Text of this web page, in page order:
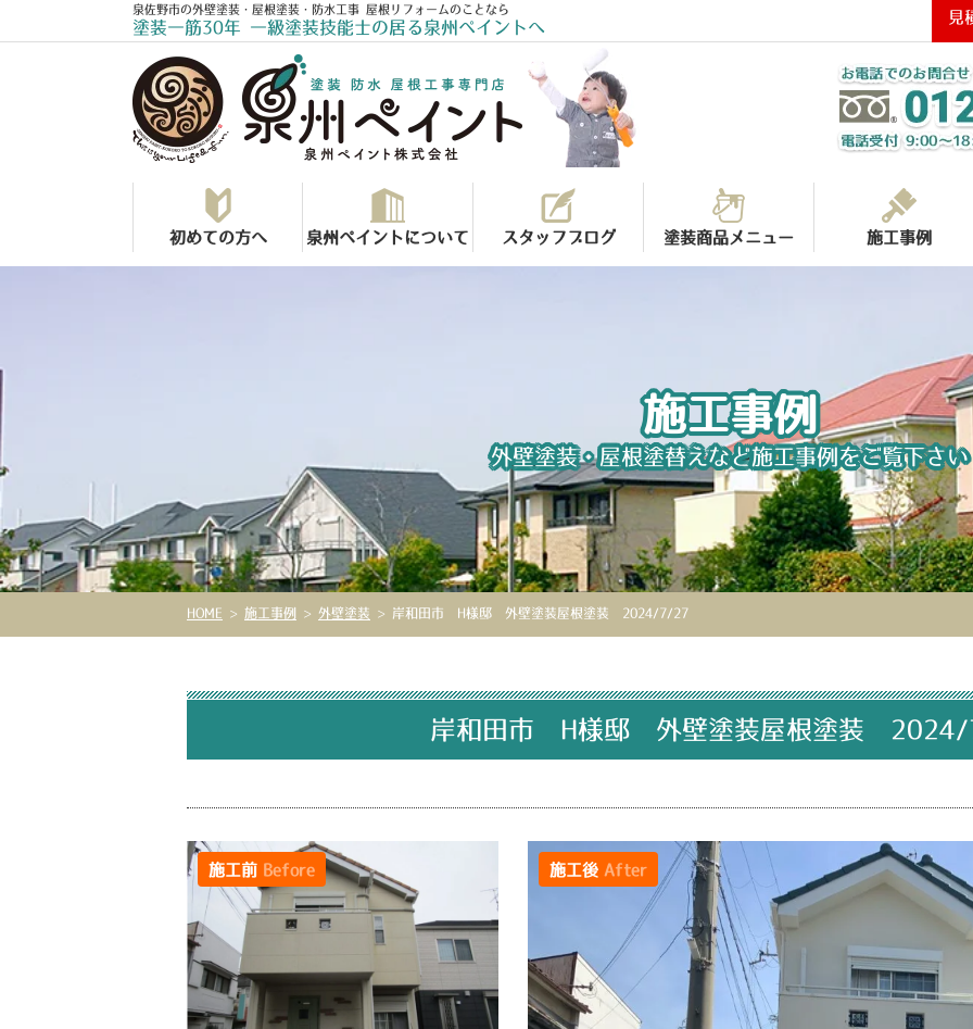
泉佐野市の外壁塗装・屋根塗装・防水工事 屋根リフォームのことなら
塗装一筋30年 一級塗装技能士の居る泉州ペイントへ
見
初めての方へ 泉州ペイントについて スタッフブログ 塗装商品メニュー 施工事例
施工事例
外壁塗装・屋根塗替えなど施工事例をご覧下さい
HOME > 施工事例 > 外壁塗装 > 岸和田市 H様邸 外壁塗装屋根塗装 2024/7/27
岸和田市 H様邸 外壁塗装屋根塗装
施工後 After
施工前 Before